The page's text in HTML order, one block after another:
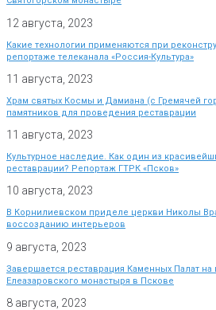
12 августа, 2023
Какие технологии применяются при
репортаже телеканала «Россия-Культура»
11 августа, 2023
Храм святых Космы и Дамиана (с Гремячей
памятников для проведения реставрации
11 августа, 2023
Культурное наследие. Как один из
реставрации? Репортаж ГТРК «Псков»
10 августа, 2023
В Корнилиевском приделе церкви Николы
воссозданию интерьеров
9 августа, 2023
Завершается реставрация Каменных Палат
Елеазаровского монастыря в Пскове
8 августа, 2023